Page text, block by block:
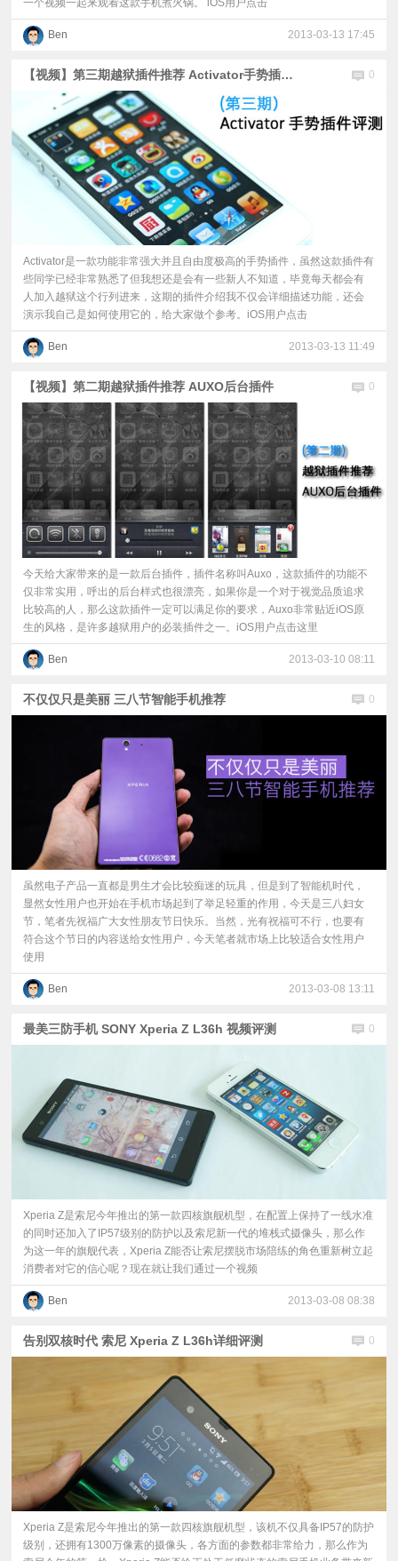
一个视频一起来观看这款手机煮火锅。 iOS用户点击
Ben 2013-03-13 17:45
【视频】第三期越狱插件推荐 Activator手势插件评测 0
Activator是一款功能非常强大并且自由度极高的手势插件，虽然这款插件有
些同学已经非常熟悉了但我想还是会有一些新人不知道，毕竟每天都会有
人加入越狱这个行列进来，这期的插件介绍我不仅会详细描述功能，还会
演示我自己是如何使用它的，给大家做个参考。iOS用户点击
Ben 2013-03-13 11:49
【视频】第二期越狱插件推荐 AUXO后台插件 0
今天给大家带来的是一款后台插件，插件名称叫Auxo，这款插件的功能不
仅非常实用，呼出的后台样式也很漂亮，如果你是一个对于视觉品质追求
比较高的人，那么这款插件一定可以满足你的要求，Auxo非常贴近iOS原
生的风格，是许多越狱用户的必装插件之一。iOS用户点击这里
Ben 2013-03-10 08:11
不仅仅只是美丽 三八节智能手机推荐 0
虽然电子产品一直都是男生才会比较痴迷的玩具，但是到了智能机时代，
显然女性用户也开始在手机市场起到了举足轻重的作用，今天是三八妇女
节，笔者先祝福广大女性朋友节日快乐。当然，光有祝福可不行，也要有
符合这个节日的内容送给女性用户，今天笔者就市场上比较适合女性用户
使用
Ben 2013-03-08 13:11
最美三防手机 SONY Xperia Z L36h 视频评测 0
Xperia Z是索尼今年推出的第一款四核旗舰机型，在配置上保持了一线水准
的同时还加入了IP57级别的防护以及索尼新一代的堆栈式摄像头，那么作
为这一年的旗舰代表，Xperia Z能否让索尼摆脱市场陪练的角色重新树立起
消费者对它的信心呢？现在就让我们通过一个视频
Ben 2013-03-08 08:38
告别双核时代 索尼 Xperia Z L36h详细评测 0
Xperia Z是索尼今年推出的第一款四核旗舰机型，该机不仅具备IP57的防护
级别，还拥有1300万像素的摄像头，各方面的参数都非常给力，那么作为